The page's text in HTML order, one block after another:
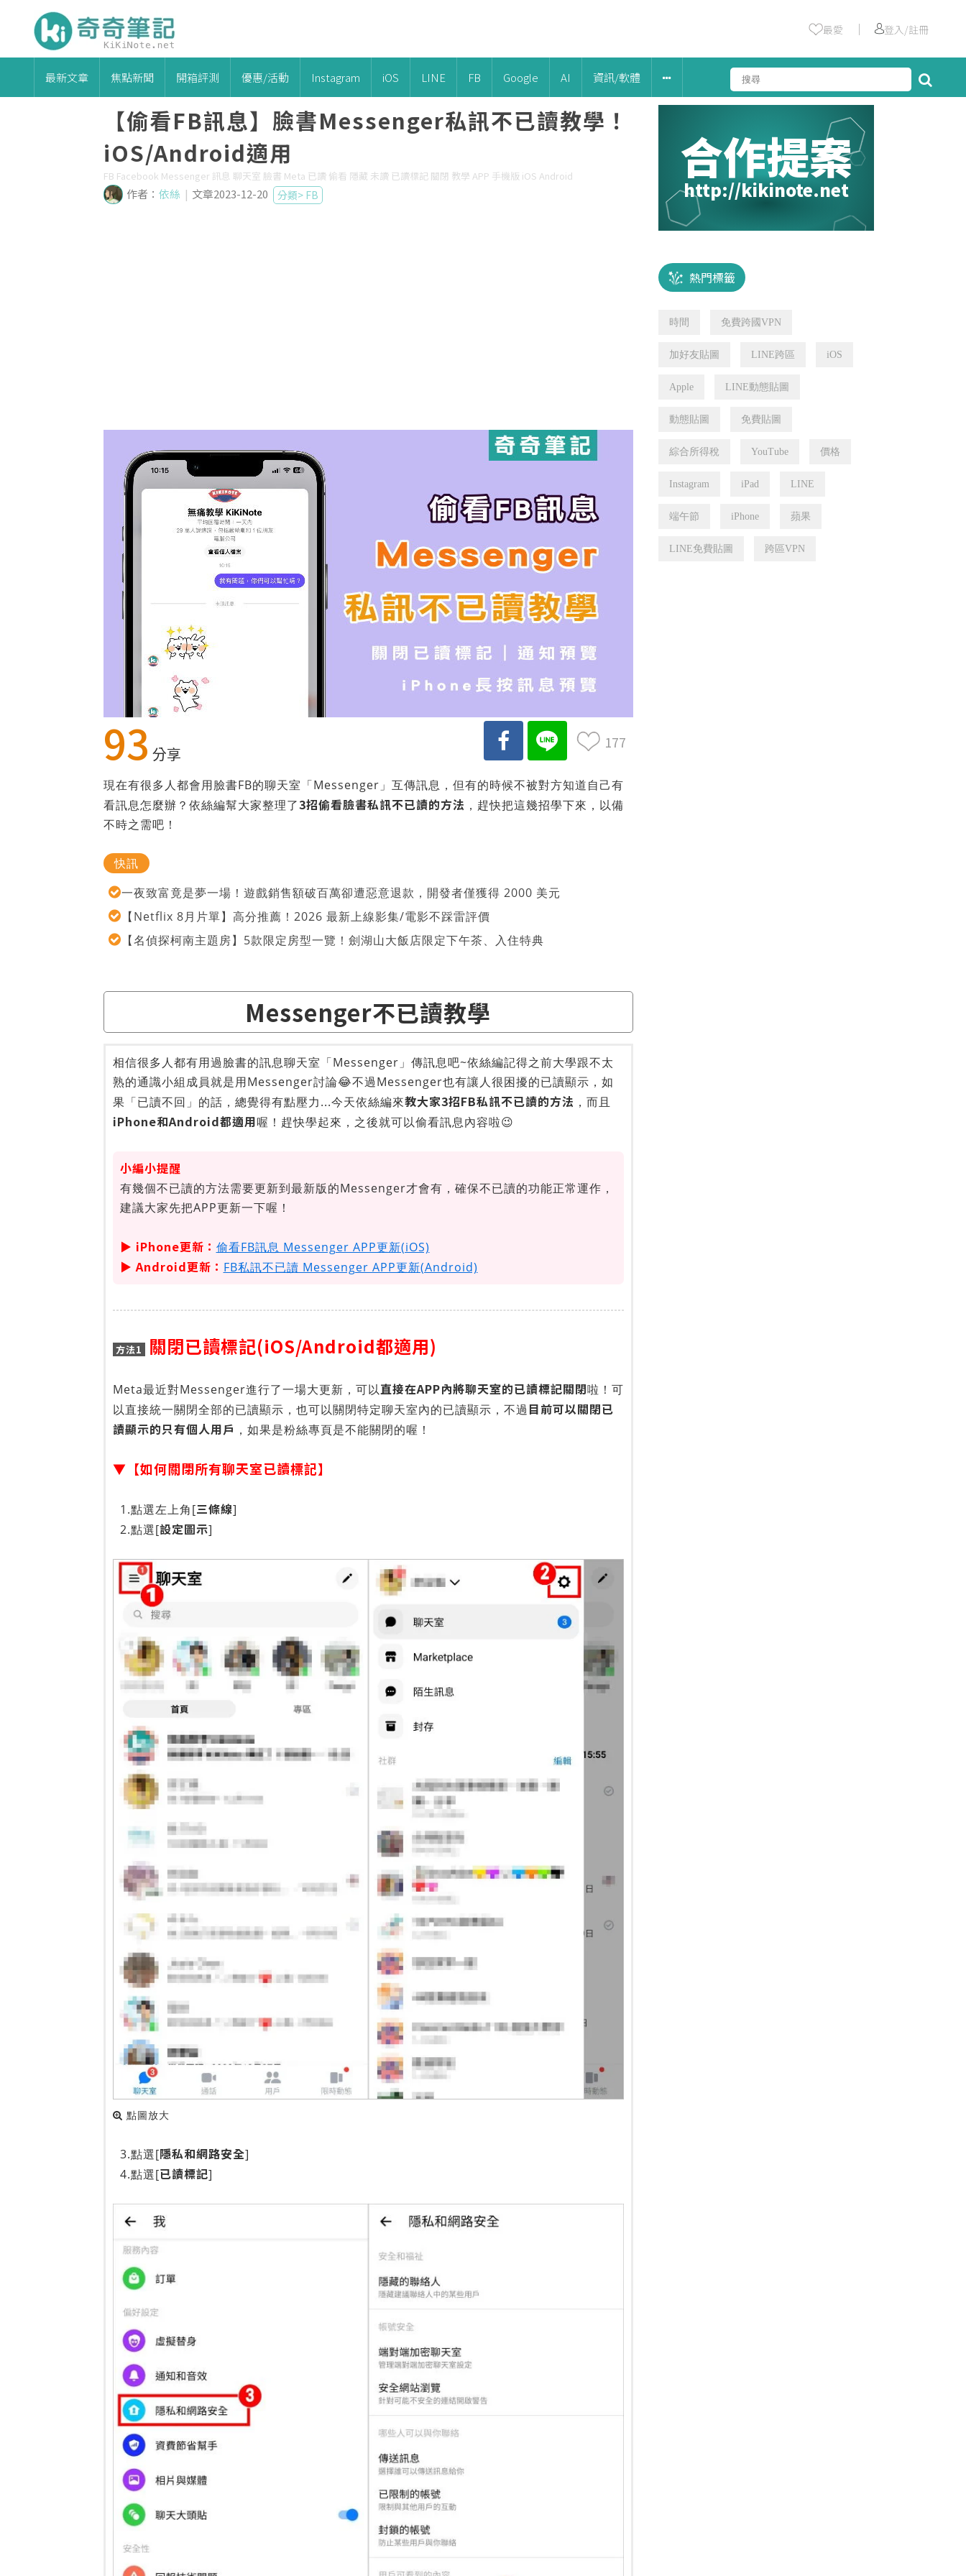
最愛 ｜ 登入/註冊
最新文章 焦點新聞 開箱評測 優惠/活動 Instagram iOS LINE FB Google AI 資訊/軟體
合作提案
http://kikinote.net
熱門標籤
時間 免費跨國VPN
加好友貼圖 LINE跨區 iOS
Apple LINE動態貼圖
動態貼圖 免費貼圖
綜合所得稅 YouTube 價格
Instagram iPad LINE
端午節 iPhone 蘋果
LINE免費貼圖 跨區VPN
【偷看FB訊息】臉書Messenger私訊不已讀教學！
iOS/Android適用
FB Facebook Messenger 訊息 聊天室 臉書 Meta 已讀 偷看 隱藏 未讀 已讀標記 關閉 教學 APP 手機版 iOS Android
作者： 依絲 | 文章2023-12-20 分類> FB
93 分享
177
現在有很多人都會用臉書FB的聊天室「Messenger」互傳訊息，但有的時候不被對方知道自己有
看訊息怎麼辦？依絲編幫大家整理了3招偷看臉書私訊不已讀的方法 ，趕快把這幾招學下來，以備
不時之需吧！
快訊
一夜致富竟是夢一場！遊戲銷售額破百萬卻遭惡意退款，開發者僅獲得 2000 美元
【Netflix 8月片單】高分推薦！2026 最新上線影集/電影不踩雷評價
【名偵探柯南主題房】5款限定房型一覽！劍湖山大飯店限定下午茶、入住特典
Messenger不已讀教學
相信很多人都有用過臉書的訊息聊天室「Messenger」傳訊息吧~依絲編記得之前大學跟不太
熟的通識小組成員就是用Messenger討論😂不過Messenger也有讓人很困擾的已讀顯示，如
果「已讀不回」的話，總覺得有點壓力...今天依絲編來教大家3招FB私訊不已讀的方法 ，而且
iPhone和Android都適用喔！趕快學起來，之後就可以偷看訊息內容啦😉
小編小提醒
有幾個不已讀的方法需要更新到最新版的Messenger才會有，確保不已讀的功能正常運作，
建議大家先把APP更新一下喔！
▶ iPhone更新： 偷看FB訊息 Messenger APP更新(iOS)
▶ Android更新： FB私訊不已讀 Messenger APP更新(Android)
方法1 關閉已讀標記(iOS/Android都適用)
Meta最近對Messenger進行了一場大更新，可以直接在APP內將聊天室的已讀標記關閉啦！可
以直接統一關閉全部的已讀顯示，也可以關閉特定聊天室內的已讀顯示，不過 目前可以關閉已
讀顯示的只有個人用戶 ，如果是粉絲專頁是不能關閉的喔！
▼【如何關閉所有聊天室已讀標記】
1.點選左上角[三條線]
2.點選[設定圖示]
點圖放大
3.點選[隱私和網路安全]
4.點選[已讀標記]